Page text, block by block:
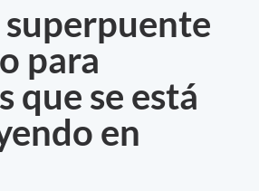
superpuente
para
que se está
en